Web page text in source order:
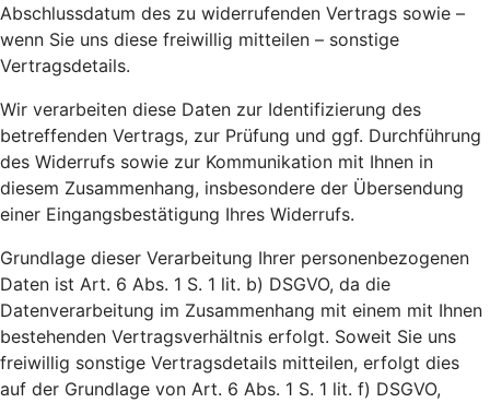
Abschlussdatum des zu widerrufenden Vertrags sowie –
wenn Sie uns diese freiwillig mitteilen – sonstige
Vertragsdetails.
Wir verarbeiten diese Daten zur Identifizierung des
betreffenden Vertrags, zur Prüfung und ggf. Durchführung
des Widerrufs sowie zur Kommunikation mit Ihnen in
diesem Zusammenhang, insbesondere der Übersendung
einer Eingangsbestätigung Ihres Widerrufs.
Grundlage dieser Verarbeitung Ihrer personenbezogenen
Daten ist Art. 6 Abs. 1 S. 1 lit. b) DSGVO, da die
Datenverarbeitung im Zusammenhang mit einem mit Ihnen
bestehenden Vertragsverhältnis erfolgt. Soweit Sie uns
freiwillig sonstige Vertragsdetails mitteilen, erfolgt dies
auf der Grundlage von Art. 6 Abs. 1 S. 1 lit. f) DSGVO,